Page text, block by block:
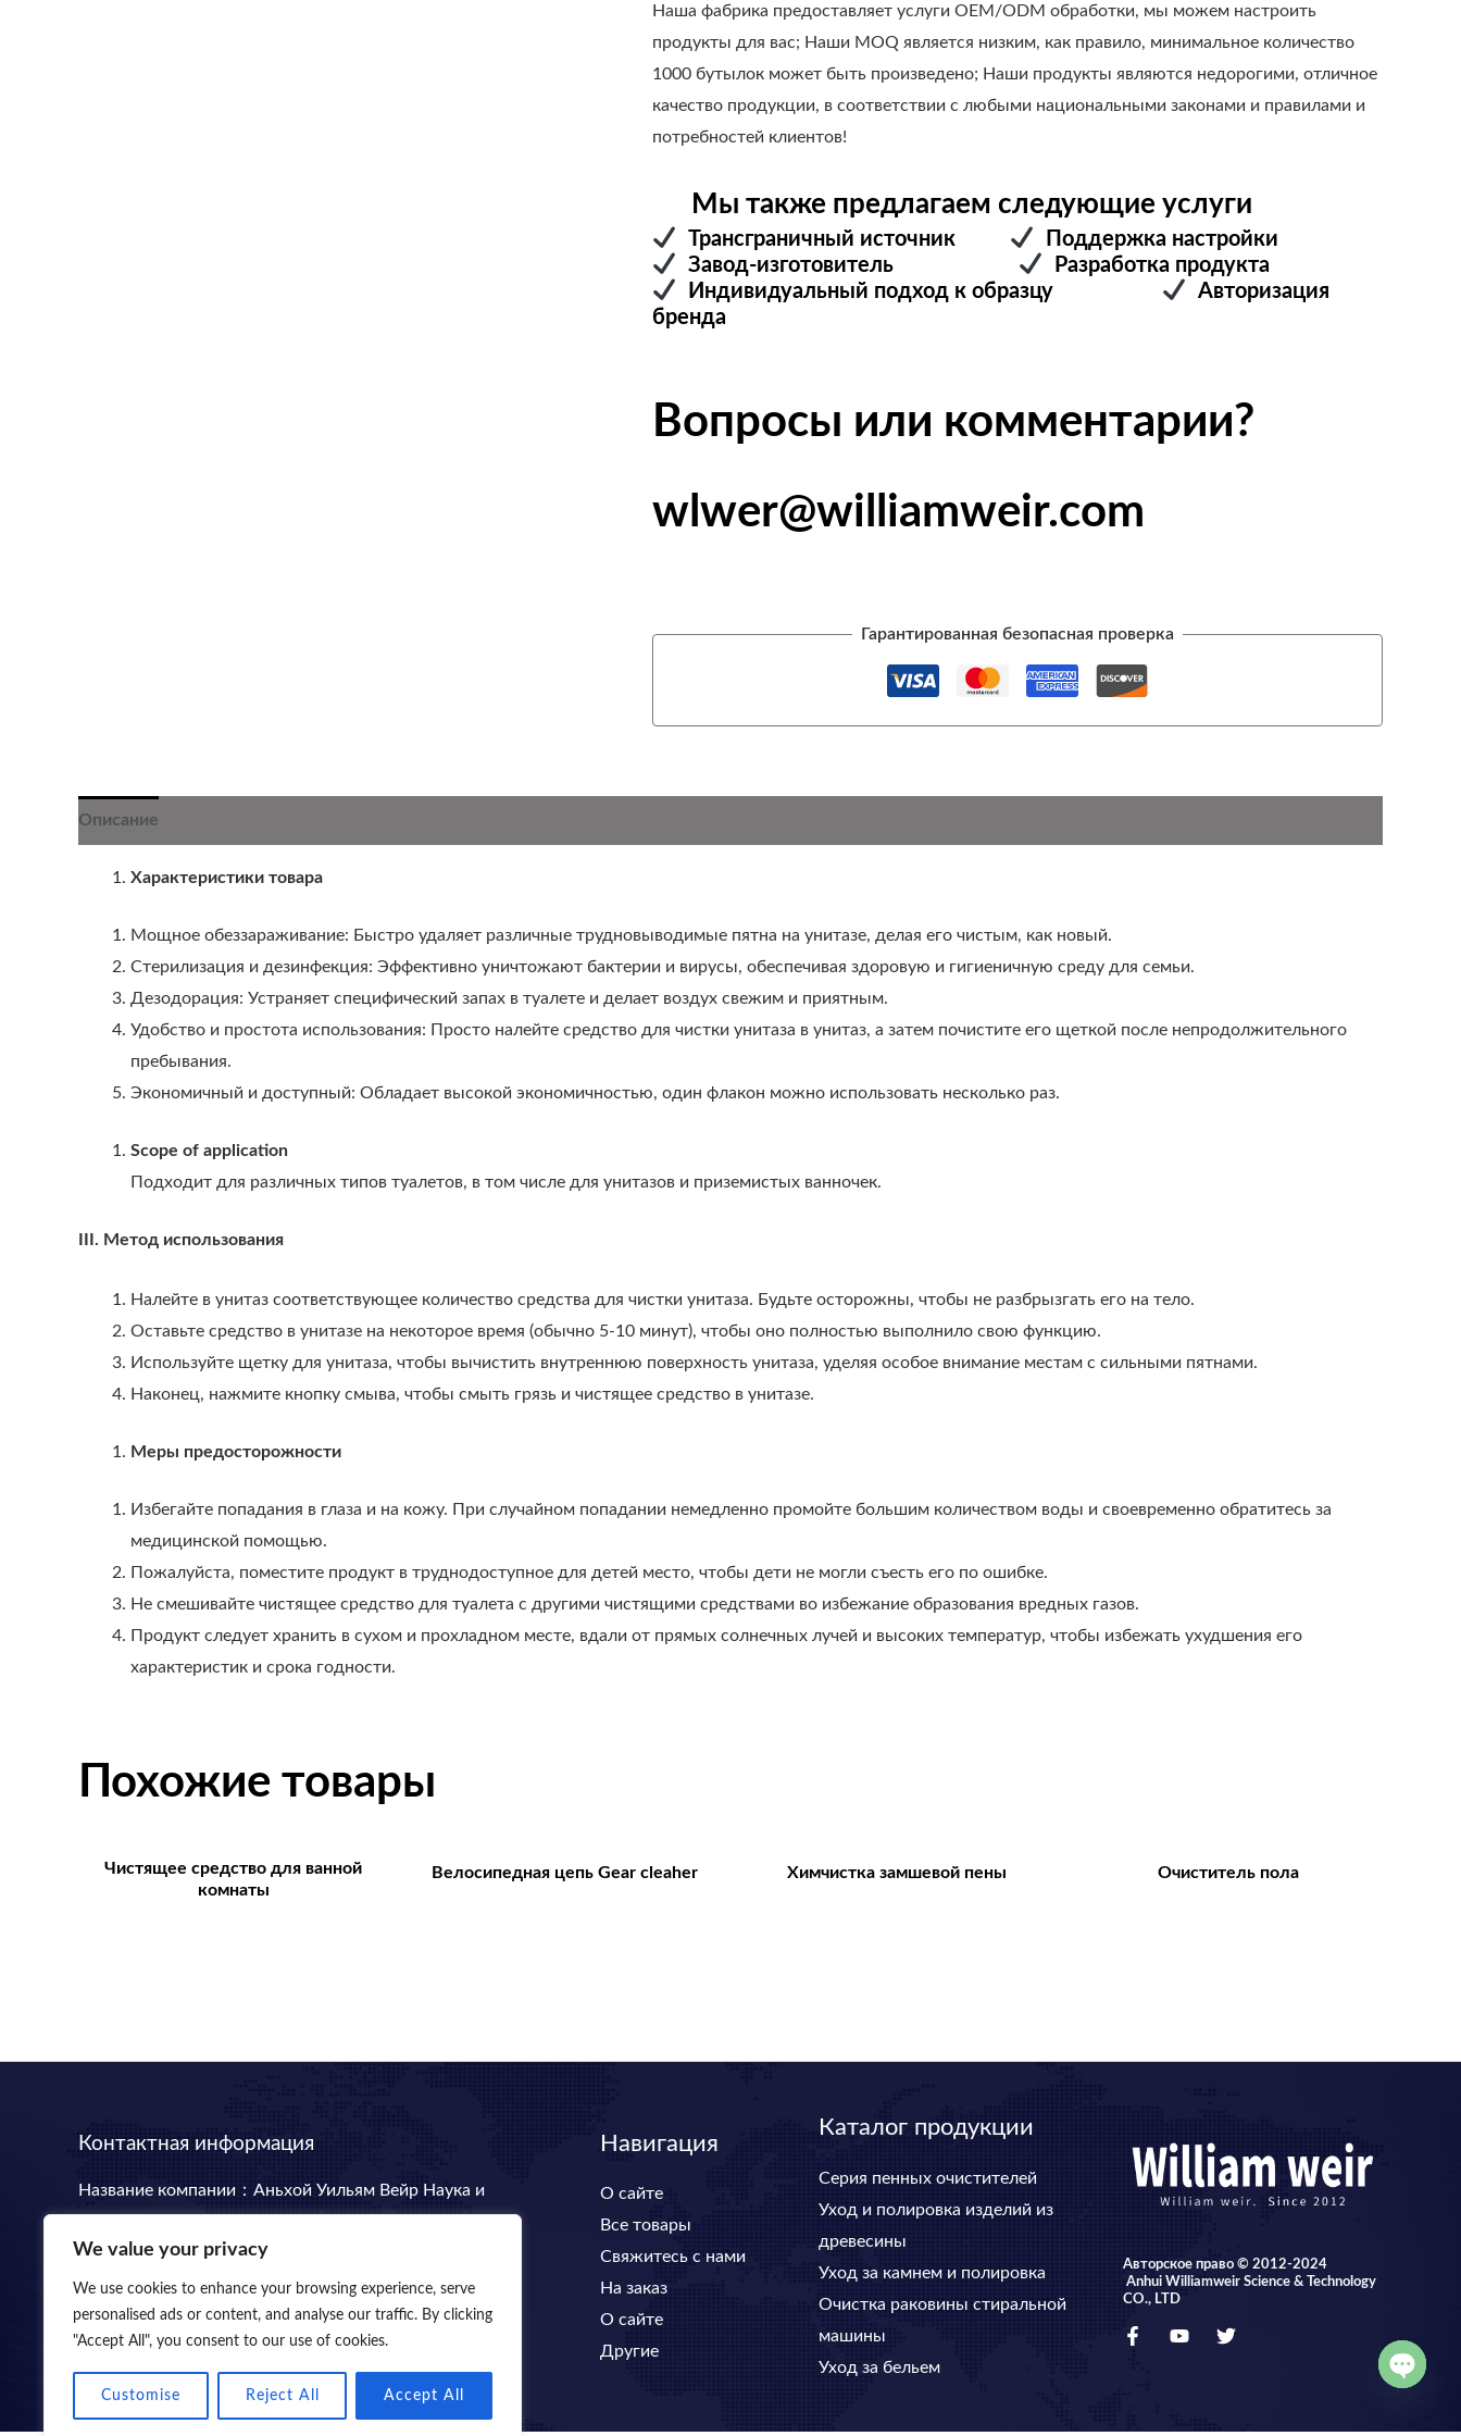
We value your privacy
We use cookies to enhance your browsing experience, serve
personalised ads or content, and analyse our traffic. By clicking
"Accept All", you consent to our use of cookies.
Customise Reject All Accept All
Наша фабрика предоставляет услуги OEM/ODM обработки, мы можем настроить
продукты для вас; Наши MOQ является низким, как правило, минимальное количество
1000 бутылок может быть произведено; Наши продукты являются недорогими, отличное
качество продукции, в соответствии с любыми национальными законами и правилами и
потребностей клиентов!
Мы также предлагаем следующие услуги
Трансграничный источник
Поддержка настройки
Завод-изготовитель
Разработка продукта
Индивидуальный подход к образцу
Авторизация
бренда
Вопросы или комментарии?
wlwer@williamweir.com
Гарантированная безопасная проверка
Описание
Характеристики товара
Мощное обеззараживание: Быстро удаляет различные трудновыводимые пятна на унитазе, делая его чистым, как новый.
Стерилизация и дезинфекция: Эффективно уничтожают бактерии и вирусы, обеспечивая здоровую и гигиеничную среду для семьи.
Дезодорация: Устраняет специфический запах в туалете и делает воздух свежим и приятным.
Удобство и простота использования: Просто налейте средство для чистки унитаза в унитаз, а затем почистите его щеткой после непродолжительного
пребывания.
Экономичный и доступный: Обладает высокой экономичностью, один флакон можно использовать несколько раз.
Scope of application
Подходит для различных типов туалетов, в том числе для унитазов и приземистых ванночек.
III. Метод использования
Налейте в унитаз соответствующее количество средства для чистки унитаза. Будьте осторожны, чтобы не разбрызгать его на тело.
Оставьте средство в унитазе на некоторое время (обычно 5-10 минут), чтобы оно полностью выполнило свою функцию.
Используйте щетку для унитаза, чтобы вычистить внутреннюю поверхность унитаза, уделяя особое внимание местам с сильными пятнами.
Наконец, нажмите кнопку смыва, чтобы смыть грязь и чистящее средство в унитазе.
Меры предосторожности
Избегайте попадания в глаза и на кожу. При случайном попадании немедленно промойте большим количеством воды и своевременно обратитесь за
медицинской помощью.
Пожалуйста, поместите продукт в труднодоступное для детей место, чтобы дети не могли съесть его по ошибке.
Не смешивайте чистящее средство для туалета с другими чистящими средствами во избежание образования вредных газов.
Продукт следует хранить в сухом и прохладном месте, вдали от прямых солнечных лучей и высоких температур, чтобы избежать ухудшения его
характеристик и срока годности.
Похожие товары
Чистящее средство для ванной
комнаты
Велосипедная цепь Gear cleaher Химчистка замшевой пены Очиститель пола
Контактная информация
Название компании：Аньхой Уильям Вейр Наука и
Emaill:wlwer@williamweir.com
Стационарная линия: +0086-0564-7515275
Адрес:Здание 11. Пионерский парк. Район Еджи.
ЛуаньГород. Провинция Аньхой.
Навигация
О сайте
Все товары
Свяжитесь с нами
На заказ
О сайте
Другие
Каталог продукции
Серия пенных очистителей
Уход и полировка изделий из
древесины
Уход за камнем и полировка
Очистка раковины стиральной
машины
Уход за бельем
Авторское право © 2012-2024
Anhui Williamweir Science & Technology
CO., LTD